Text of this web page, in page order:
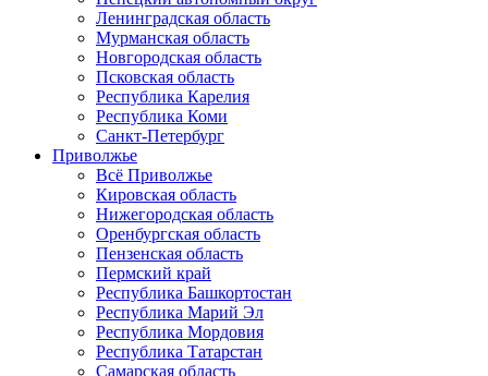
Ленинградская область
Мурманская область
Новгородская область
Псковская область
Республика Карелия
Республика Коми
Санкт-Петербург
Приволжье
Всё Приволжье
Кировская область
Нижегородская область
Оренбургская область
Пензенская область
Пермский край
Республика Башкортостан
Республика Марий Эл
Республика Мордовия
Республика Татарстан
Самарская область